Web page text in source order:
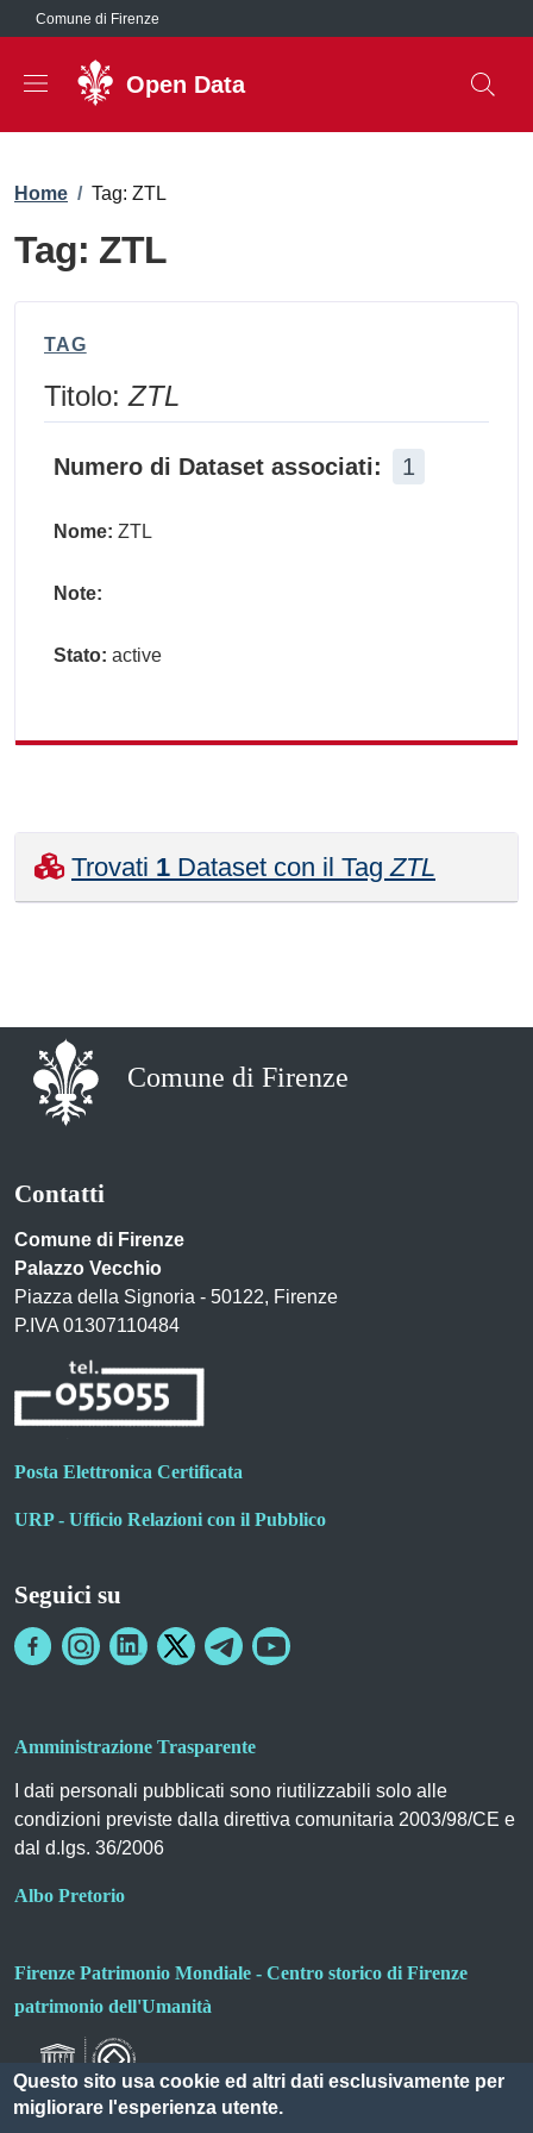
Salta al contenuto principale
Comune di Firenze
Open Data
Briciole di pane
Home / Tag: ZTL
Tag: ZTL
TAG
Titolo:ZTL
Numero di Dataset associati: 1
Nome: ZTL
Note:
Stato: active
Trovati 1 Dataset con il TagZTL
Comune di Firenze
Contatti
Comune di Firenze
Palazzo Vecchio
Piazza della Signoria - 50122, Firenze
P.IVA 01307110484
Posta Elettronica Certificata
URP - Ufficio Relazioni con il Pubblico
Seguici su
Amministrazione Trasparente
I dati personali pubblicati sono riutilizzabili solo alle
condizioni previste dalla direttiva comunitaria 2003/98/CE e
dal d.lgs. 36/2006
Albo Pretorio
Firenze Patrimonio Mondiale - Centro storico di Firenze
patrimonio dell'Umanità
Questo sito usa cookie ed altri dati esclusivamente per
migliorare l'esperienza utente.